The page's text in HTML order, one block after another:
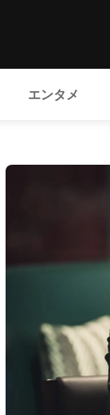
エンタメ